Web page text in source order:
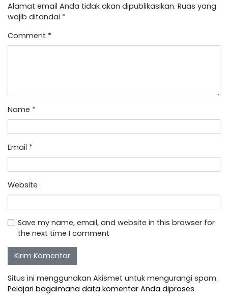
Alamat email Anda tidak akan dipublikasikan. Ruas yang
wajib ditandai *
Comment *
Name *
Email *
Website
Save my name, email, and website in this browser for
the next time I comment
Situs ini menggunakan Akismet untuk mengurangi spam.
Pelajari bagaimana data komentar Anda diproses